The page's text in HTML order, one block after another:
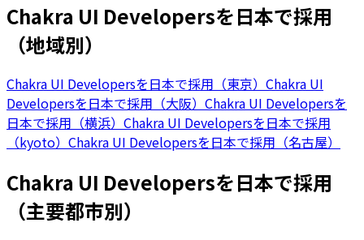
Chakra UI Developersを日本で採用
（地域別）
Chakra UI Developersを日本で採用（東京） Chakra UI
Developersを日本で採用（大阪） Chakra UI Developersを
日本で採用（横浜） Chakra UI Developersを日本で採用
（kyoto） Chakra UI Developersを日本で採用（名古屋）
Chakra UI Developersを日本で採用
（主要都市別）